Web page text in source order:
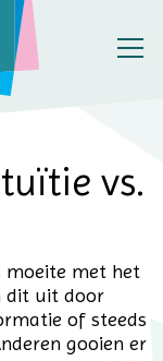
vs.
moeite met het
dit uit door
of steeds
gooien er